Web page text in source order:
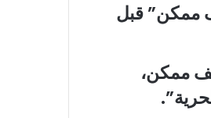
ممكن” قبل
ممكن،